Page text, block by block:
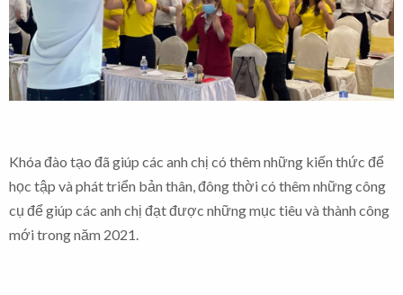
Khóa đào tạo đã giúp các anh chị có thêm những kiến thức để
học tập và phát triển bản thân, đông thời có thêm những công
cụ để giúp các anh chị đạt được những mục tiêu và thành công
mới trong năm 2021.